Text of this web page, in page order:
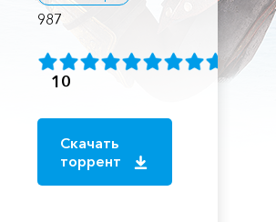
987
10
Скачать
торрент